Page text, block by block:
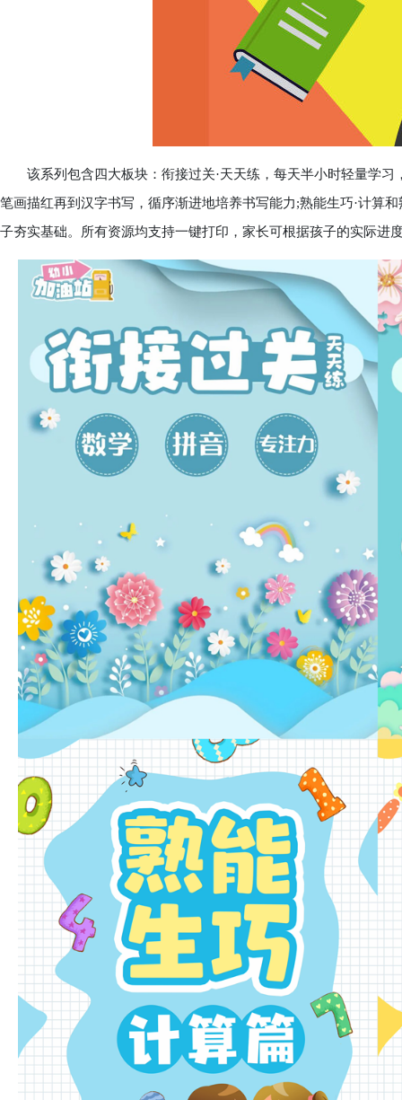
该系列包含四大板块：衔接过关·天天练，每天半小时轻量学习
笔画描红再到汉字书写，循序渐进地培养书写能力;熟能生巧·计算
子夯实基础。所有资源均支持一键打印，家长可根据孩子的实际进